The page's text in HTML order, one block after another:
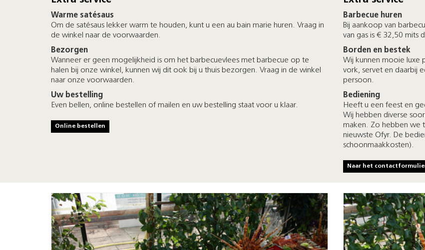
Warme satésaus
Om de satésaus lekker warm te houden, kunt u een au bain marie huren. Vraag in
de winkel naar de voorwaarden.
Bezorgen
Wanneer er geen mogelijkheid is om het barbecuevlees met barbecue op te
halen bij onze winkel, kunnen wij dit ook bij u thuis bezorgen. Vraag in de winkel
naar onze voorwaarden.
Uw bestelling
Even bellen, online bestellen of mailen en uw bestelling staat voor u klaar.
Online bestellen
Barbecue huren
Bij aankoop van
van gas is € 32,50 mits
Borden en bestek
Wij kunnen mooie luxe
vork, servet en daarbij
persoon.
Bediening
Heeft u een feest en
Wij hebben diverse
maken. Zo hebben we
nieuwste Ofyr. De
schoonmaakkosten).
Naar het